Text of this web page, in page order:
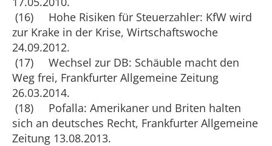
(16) Hohe Risiken für Steuerzahler: KfW wird
zur Krake in der Krise, Wirtschaftswoche
24.09.2012.
(17) Wechsel zur DB: Schäuble macht den
Weg frei, Frankfurter Allgemeine Zeitung
26.03.2014.
(18) Pofalla: Amerikaner und Briten halten
sich an deutsches Recht, Frankfurter Allgemeine
Zeitung 13.08.2013.